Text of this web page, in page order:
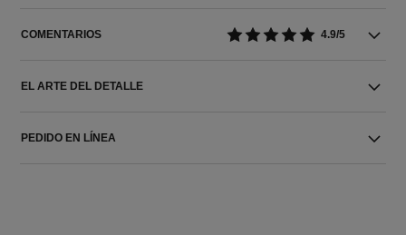
COMENTARIOS 4.9/5
EL ARTE DEL DETALLE
PEDIDO EN LÍNEA